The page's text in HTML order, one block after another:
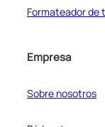
Formateador de
Empresa
Sobre nosotros